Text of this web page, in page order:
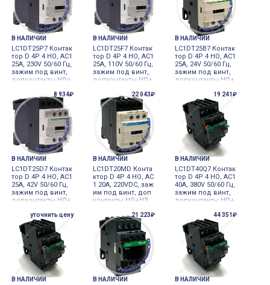
В НАЛИЧИИ
LC1DT25P7 Контак
тор D 4Р 4 НО, AC1
25A, 230V 50/60 Гц,
зажим под винт,
допконтакты НО+
В НАЛИЧИИ
LC1DT25F7 Контак
тор D 4Р 4 НО, AC1
25A, 110V 50/60 Гц,
зажим под винт,
допконтакты НО+
В НАЛИЧИИ
LC1DT25B7 Контак
тор D 4Р 4 НО, AC1
25A, 24V 50/60 Гц,
зажим под винт,
допконтакты НО+
8 934₽
В НАЛИЧИИ
LC1DT25D7 Контак
тор D 4Р 4 НО, AC1
25A, 42V 50/60 Гц,
зажим под винт,
допконтакты НО+
22 043₽
В НАЛИЧИИ
LC1DT20MD Конта
ктор D 4Р 4 НО, AC
1 20A, 220VDC, заж
им под винт, доп
контакты НО+НЗ
19 241₽
В НАЛИЧИИ
LC1DT40Q7 Контак
тор D 4Р 4 НО, AC1
40A, 380V 50/60 Гц,
зажим под винт,
допконтакты НО+
уточнить цену
В НАЛИЧИИ
21 223₽
В НАЛИЧИИ
44 351₽
В НАЛИЧИИ